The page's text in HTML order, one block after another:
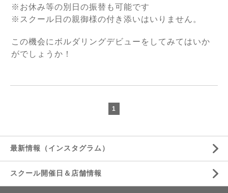
※お休み等の別日の振替も可能です
※スクール日の親御様の付き添いはいりません。
この機会にボルダリングデビューをしてみてはいか
がでしょうか！
1
最新情報（インスタグラム）
スクール開催日＆店舗情報